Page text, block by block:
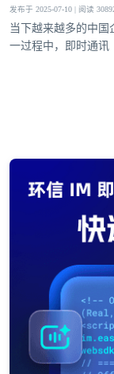
发布于 2025-07-10 | 阅读
当下越来越多的中国
一过程中，即时通讯